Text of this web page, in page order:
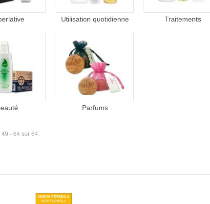
Utilisation quotidienne Traitements
Parfums
49 - 64 sur 64.